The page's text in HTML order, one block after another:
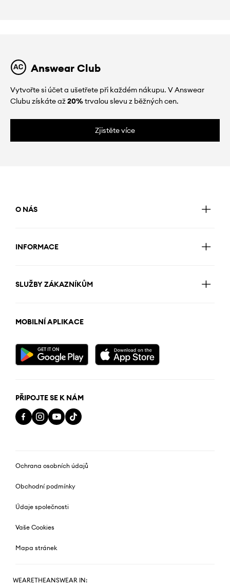
Answear Club
Vytvořte si účet a ušetřete při každém nákupu. V Answear
Clubu získáte až20%trvalou slevu z běžných cen.
Zjistěte více
O NÁS
INFORMACE
SLUŽBY ZÁKAZNÍKŮM
MOBILNÍ APLIKACE
PŘIPOJTE SE K NÁM
Ochrana osobních údajů
Obchodní podmínky
Údaje společnosti
Vaše Cookies
Mapa stránek
WEARETHEANSWEAR IN: